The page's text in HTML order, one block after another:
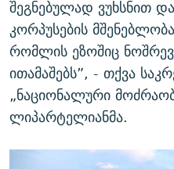
შეგნებულად ვუხსნით
კორპუსების
რომლის ეზოშიც
ითამაშებს”, - თქვა
„ნაციონალური
ლიპარტელიანმა.